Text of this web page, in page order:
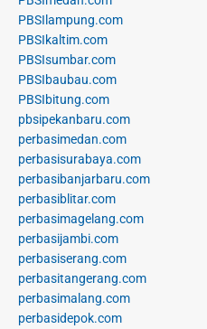
PBSIlampung.com
PBSIkaltim.com
PBSIsumbar.com
PBSIbaubau.com
PBSIbitung.com
pbsipekanbaru.com
perbasimedan.com
perbasisurabaya.com
perbasibanjarbaru.com
perbasiblitar.com
perbasimagelang.com
perbasijambi.com
perbasiserang.com
perbasitangerang.com
perbasimalang.com
perbasidepok.com